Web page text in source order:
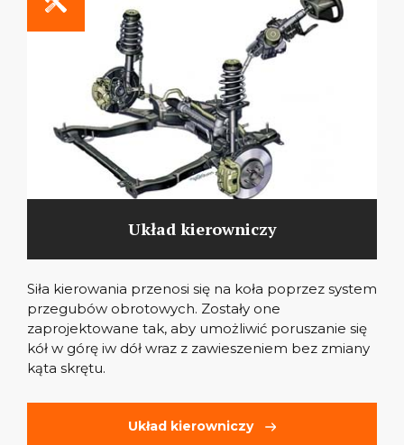
Układ kierowniczy
Siła kierowania przenosi się na koła poprzez system
przegubów obrotowych. Zostały one
zaprojektowane tak, aby umożliwić poruszanie się
kół w górę iw dół wraz z zawieszeniem bez zmiany
kąta skrętu.
Układ kierowniczy